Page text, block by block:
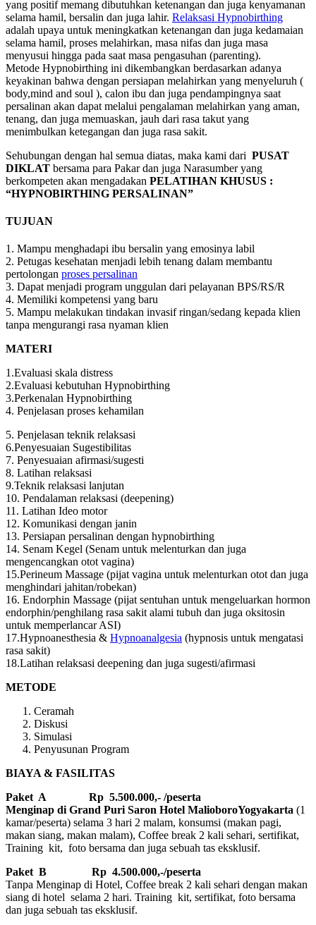
yang positif memang dibutuhkan ketenangan dan juga kenyamanan
selama hamil, bersalin dan juga lahir. Relaksasi Hypnobirthing
adalah upaya untuk meningkatkan ketenangan dan juga kedamaian
selama hamil, proses melahirkan, masa nifas dan juga masa
menyusui hingga pada saat masa pengasuhan (parenting).
Metode Hypnobirthing ini dikembangkan berdasarkan adanya
keyakinan bahwa dengan persiapan melahirkan yang menyeluruh (
body,mind and soul ), calon ibu dan juga pendampingnya saat
persalinan akan dapat melalui pengalaman melahirkan yang aman,
tenang, dan juga memuaskan, jauh dari rasa takut yang
menimbulkan ketegangan dan juga rasa sakit.
Sehubungan dengan hal semua diatas, maka kami dari PUSAT
DIKLAT bersama para Pakar dan juga Narasumber yang
berkompeten akan mengadakan PELATIHAN KHUSUS :
“HYPNOBIRTHING PERSALINAN”
TUJUAN
1. Mampu menghadapi ibu bersalin yang emosinya labil
2. Petugas kesehatan menjadi lebih tenang dalam membantu
pertolongan proses persalinan
3. Dapat menjadi program unggulan dari pelayanan BPS/RS/R
4. Memiliki kompetensi yang baru
5. Mampu melakukan tindakan invasif ringan/sedang kepada klien
tanpa mengurangi rasa nyaman klien
MATERI
1.Evaluasi skala distress
2.Evaluasi kebutuhan Hypnobirthing
3.Perkenalan Hypnobirthing
4. Penjelasan proses kehamilan
5. Penjelasan teknik relaksasi
6.Penyesuaian Sugestibilitas
7. Penyesuaian afirmasi/sugesti
8. Latihan relaksasi
9.Teknik relaksasi lanjutan
10. Pendalaman relaksasi (deepening)
11. Latihan Ideo motor
12. Komunikasi dengan janin
13. Persiapan persalinan dengan hypnobirthing
14. Senam Kegel (Senam untuk melenturkan dan juga
mengencangkan otot vagina)
15.Perineum Massage (pijat vagina untuk melenturkan otot dan juga
menghindari jahitan/robekan)
16. Endorphin Massage (pijat sentuhan untuk mengeluarkan hormon
endorphin/penghilang rasa sakit alami tubuh dan juga oksitosin
untuk memperlancar ASI)
17.Hypnoanesthesia & Hypnoanalgesia (hypnosis untuk mengatasi
rasa sakit)
18.Latihan relaksasi deepening dan juga sugesti/afirmasi
METODE
Ceramah
Diskusi
Simulasi
Penyusunan Program
BIAYA & FASILITAS
Paket A Rp 5.500.000,- /peserta
Menginap di Grand Puri Saron Hotel MalioboroYogyakarta (1
kamar/peserta) selama 3 hari 2 malam, konsumsi (makan pagi,
makan siang, makan malam), Coffee break 2 kali sehari, sertifikat,
Training kit, foto bersama dan juga sebuah tas eksklusif.
Paket B
Rp 4.500.000,-/peserta
Tanpa Menginap di Hotel, Coffee break 2 kali sehari dengan makan
siang di hotel selama 2 hari. Training kit, sertifikat, foto bersama
dan juga sebuah tas eksklusif.